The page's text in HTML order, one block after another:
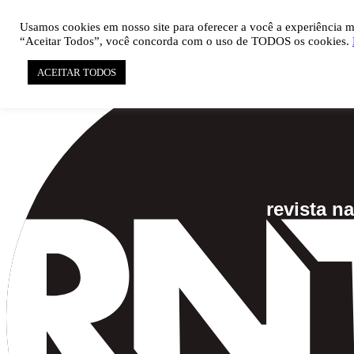
 pauta@revistati.com.br
Usamos cookies em nosso site para oferecer a você a experiência
“Aceitar Todos”, você concorda com o uso de TODOS os cookies.
ACEITAR TODOS